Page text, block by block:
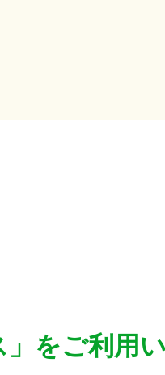
」をご利用